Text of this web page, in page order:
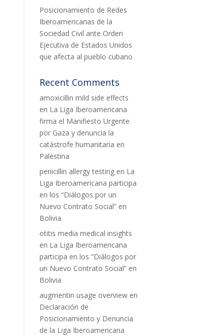
Posicionamiento de Redes
Iberoamericanas de la
Sociedad Civil ante Orden
Ejecutiva de Estados Unidos
que afecta al pueblo cubano
Recent Comments
amoxicillin mild side effects
en La Liga Iberoamericana
firma el Manifiesto Urgente
por Gaza y denuncia la
catástrofe humanitaria en
Palestina
penicillin allergy testing en La
Liga Iberoamericana participa
en los “Diálogos por un
Nuevo Contrato Social” en
Bolivia
otitis media medical insights
en La Liga Iberoamericana
participa en los “Diálogos por
un Nuevo Contrato Social” en
Bolivia
augmentin usage overview en
Declaración de
Posicionamiento y Denuncia
de la Liga Iberoamericana